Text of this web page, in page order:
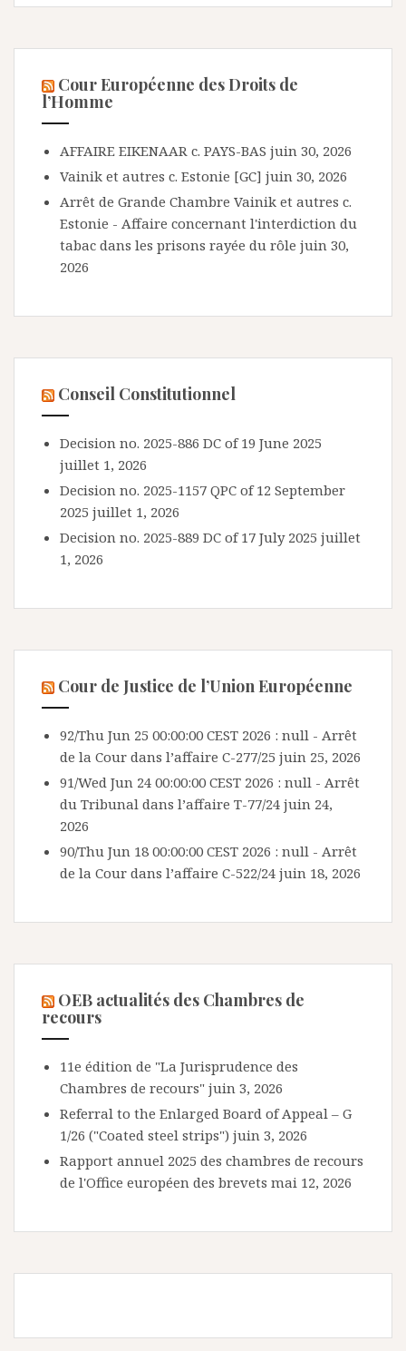
Cour Européenne des Droits de
l’Homme
AFFAIRE EIKENAAR c. PAYS-BAS juin 30, 2026
Vainik et autres c. Estonie [GC] juin 30, 2026
Arrêt de Grande Chambre Vainik et autres c.
Estonie - Affaire concernant l'interdiction du
tabac dans les prisons rayée du rôle juin 30,
2026
Conseil Constitutionnel
Decision no. 2025-886 DC of 19 June 2025
juillet 1, 2026
Decision no. 2025-1157 QPC of 12 September
2025 juillet 1, 2026
Decision no. 2025-889 DC of 17 July 2025 juillet
1, 2026
Cour de Justice de l’Union Européenne
92/Thu Jun 25 00:00:00 CEST 2026 : null - Arrêt
de la Cour dans l’affaire C-277/25 juin 25, 2026
91/Wed Jun 24 00:00:00 CEST 2026 : null - Arrêt
du Tribunal dans l’affaire T-77/24 juin 24,
2026
90/Thu Jun 18 00:00:00 CEST 2026 : null - Arrêt
de la Cour dans l’affaire C-522/24 juin 18, 2026
OEB actualités des Chambres de
recours
11e édition de "La Jurisprudence des
Chambres de recours" juin 3, 2026
Referral to the Enlarged Board of Appeal – G
1/26 ("Coated steel strips") juin 3, 2026
Rapport annuel 2025 des chambres de recours
de l'Office européen des brevets mai 12, 2026